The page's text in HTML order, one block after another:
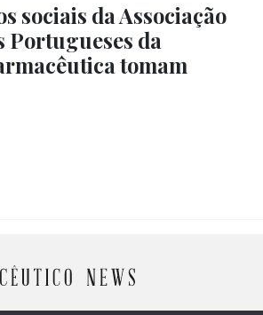
sociais da Associação
Portugueses da
tomam